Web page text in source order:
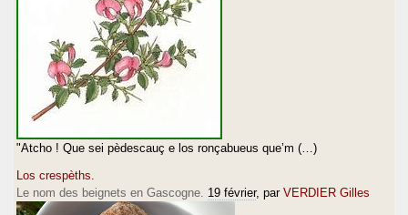
"Atcho ! Que sei pèdescauç e los ronçabueus que’m (…)
Los crespèths.
Le nom des beignets en Gascogne. 19 février, par VERDIER Gilles